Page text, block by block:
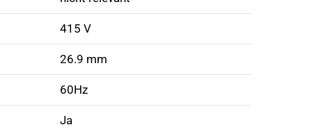
415 V
26.9 mm
60Hz
Ja